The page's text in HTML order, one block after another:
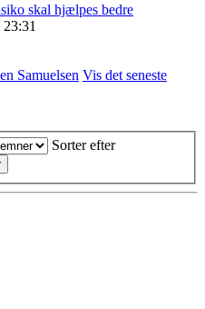
skal hjælpes bedre
Samuelsen Vis det seneste
Sorter efter